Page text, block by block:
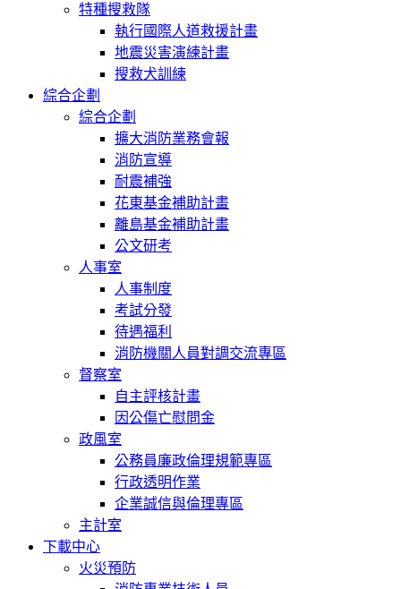
特種搜救隊
執行國際人道救援計畫
地震災害演練計畫
搜救犬訓練
綜合企劃
綜合企劃
擴大消防業務會報
消防宣導
耐震補強
花東基金補助計畫
離島基金補助計畫
公文研考
人事室
人事制度
考試分發
待遇福利
消防機關人員對調交流專區
督察室
自主評核計畫
因公傷亡慰問金
政風室
公務員廉政倫理規範專區
行政透明作業
企業誠信與倫理專區
主計室
下載中心
火災預防